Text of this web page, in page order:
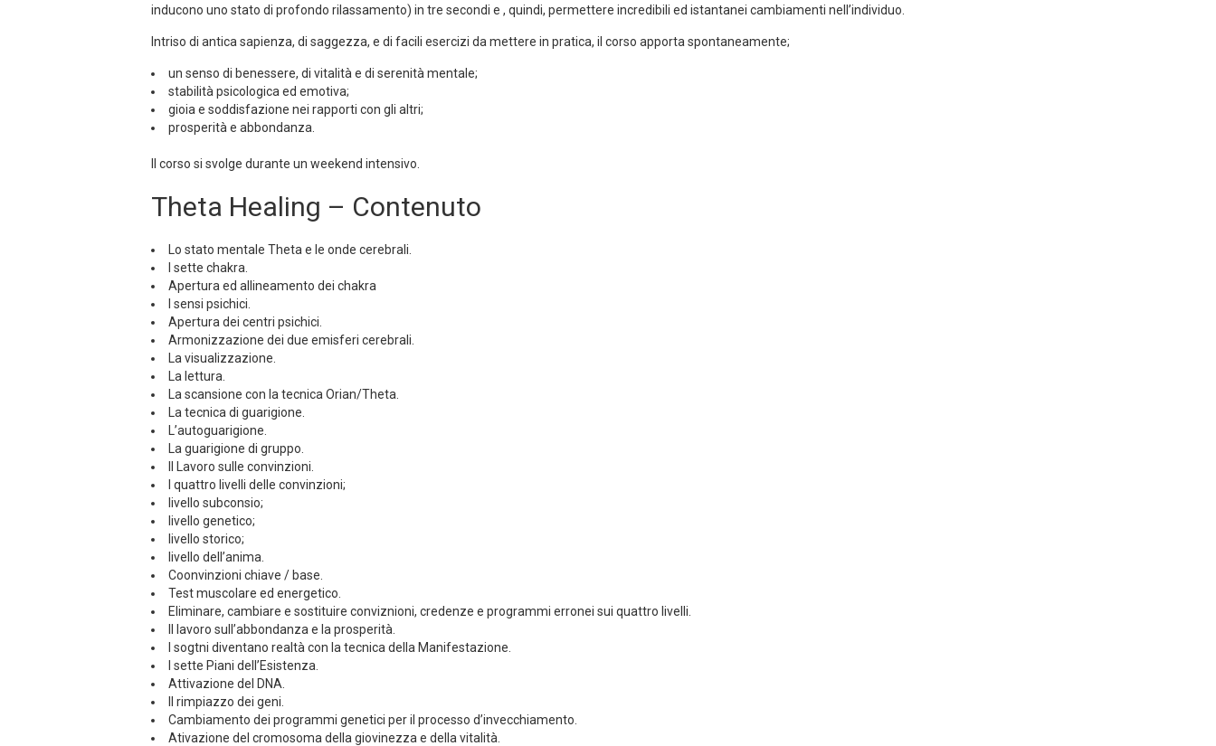
inducono uno stato di profondo rilassamento) in tre secondi e , quindi, permettere incredibili ed istantanei cambiamenti nell’individuo.
Intriso di antica sapienza, di saggezza, e di facili esercizi da mettere in pratica, il corso apporta spontaneamente;
un senso di benessere, di vitalità e di serenità mentale;
stabilità psicologica ed emotiva;
gioia e soddisfazione nei rapporti con gli altri;
prosperità e abbondanza.
Il corso si svolge durante un weekend intensivo.
Theta Healing – Contenuto
Lo stato mentale Theta e le onde cerebrali.
I sette chakra.
Apertura ed allineamento dei chakra
I sensi psichici.
Apertura dei centri psichici.
Armonizzazione dei due emisferi cerebrali.
La visualizzazione.
La lettura.
La scansione con la tecnica Orian/Theta.
La tecnica di guarigione.
L’autoguarigione.
La guarigione di gruppo.
Il Lavoro sulle convinzioni.
I quattro livelli delle convinzioni;
livello subconsio;
livello genetico;
livello storico;
livello dell’anima.
Coonvinzioni chiave / base.
Test muscolare ed energetico.
Eliminare, cambiare e sostituire conviznioni, credenze e programmi erronei sui quattro livelli.
Il lavoro sull’abbondanza e la prosperità.
I sogtni diventano realtà con la tecnica della Manifestazione.
I sette Piani dell’Esistenza.
Attivazione del DNA.
Il rimpiazzo dei geni.
Cambiamento dei programmi genetici per il processo d’invecchiamento.
Ativazione del cromosoma della giovinezza e della vitalità.